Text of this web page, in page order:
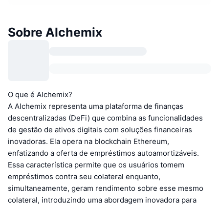
Sobre Alchemix
O que é Alchemix?
A Alchemix representa uma plataforma de finanças
descentralizadas (DeFi) que combina as funcionalidades
de gestão de ativos digitais com soluções financeiras
inovadoras. Ela opera na blockchain Ethereum,
enfatizando a oferta de empréstimos autoamortizáveis.
Essa característica permite que os usuários tomem
empréstimos contra seu colateral enquanto,
simultaneamente, geram rendimento sobre esse mesmo
colateral, introduzindo uma abordagem inovadora para